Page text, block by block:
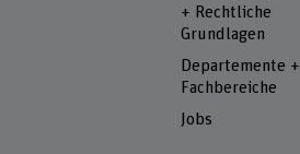
+ Rechtliche
Grundlagen
Departemente +
Fachbereiche
Jobs